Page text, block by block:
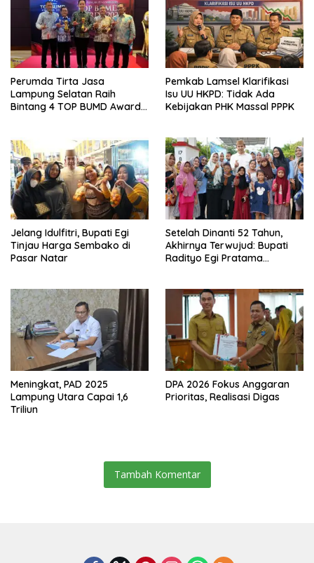
Perumda Tirta Jasa
Lampung Selatan Raih
Bintang 4 TOP BUMD Awards
Pemkab Lamsel Klarifikasi
Isu UU HKPD: Tidak Ada
Kebijakan PHK Massal PPPK
Jelang Idulfitri, Bupati Egi
Tinjau Harga Sembako di
Pasar Natar
Setelah Dinanti 52 Tahun,
Akhirnya Terwujud: Bupati
Radityo Egi Pratama
Meningkat, PAD 2025
Lampung Utara Capai 1,6
Triliun
DPA 2026 Fokus Anggaran
Prioritas, Realisasi Digas
Tambah Komentar